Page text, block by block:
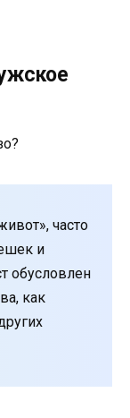
часто
и
обусловлен
как